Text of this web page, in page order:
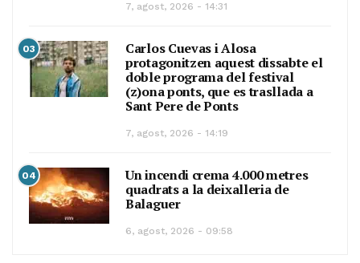
7, agost, 2026 - 14:31
03
Carlos Cuevas i Alosa
protagonitzen aquest dissabte el
doble programa del festival
(z)ona ponts, que es trasllada a
Sant Pere de Ponts
7, agost, 2026 - 14:19
04
Un incendi crema 4.000 metres
quadrats a la deixalleria de
Balaguer
6, agost, 2026 - 09:58